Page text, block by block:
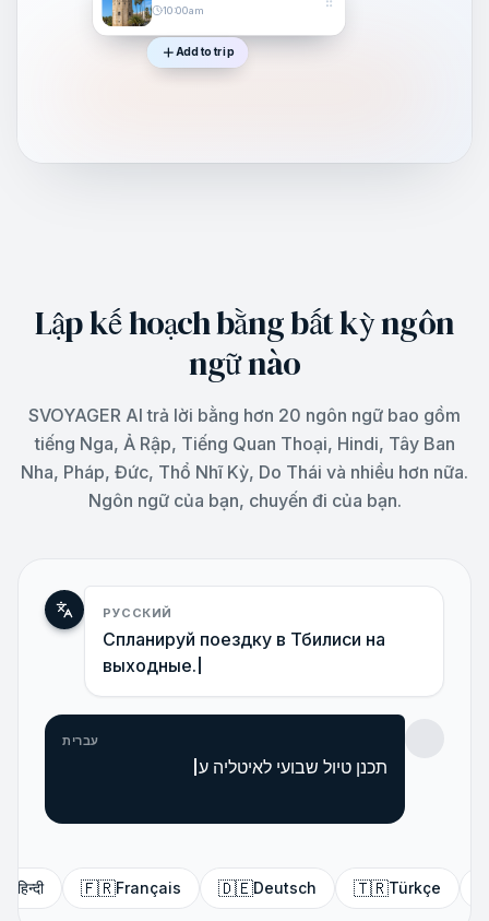
10:00am
Add to trip
Lập kế hoạch bằng bất kỳ ngôn
ngữ nào
SVOYAGER AI trả lời bằng hơn 20 ngôn ngữ bao gồm
tiếng Nga, Ả Rập, Tiếng Quan Thoại, Hindi, Tây Ban
Nha, Pháp, Đức, Thổ Nhĩ Kỳ, Do Thái và nhiều hơn nữa.
Ngôn ngữ của bạn, chuyến đi của bạn.
РУССКИЙ
Спланируй поездку в Тбилис
עברית
תכנן טיול שבועי לאיטליה עבור שלושה אנשים.
🇩🇪Deutsch 🇹🇷Türkçe 🇧🇷Português